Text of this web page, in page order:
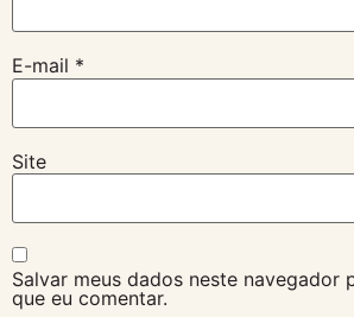
E-mail *
Site
Salvar meus dados neste navegador
que eu comentar.